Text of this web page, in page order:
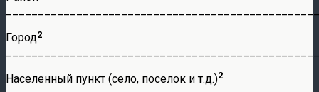
Город2
Населенный пункт (село, поселок и т.д.)2